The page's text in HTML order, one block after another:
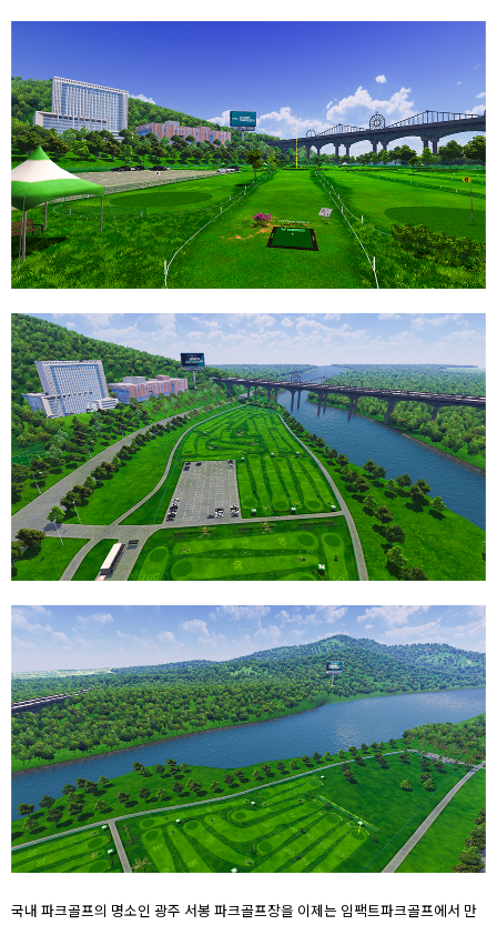
국내 파크골프의 명소인 광주 서봉 파크골프장을 이제는 임팩트파크골프에서 만